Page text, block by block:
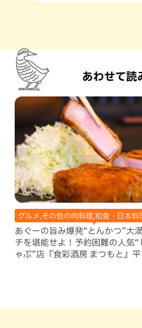
あわせて読
グルメ,その他の肉料理,和食・日本料
あぐーの旨み爆発“とんかつ”大
チを堪能せよ！予約困難の人気“
ゃぶ”店『食彩酒房 まつもと』